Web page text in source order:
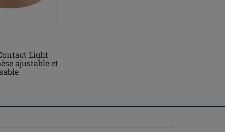
Light
ajustable et